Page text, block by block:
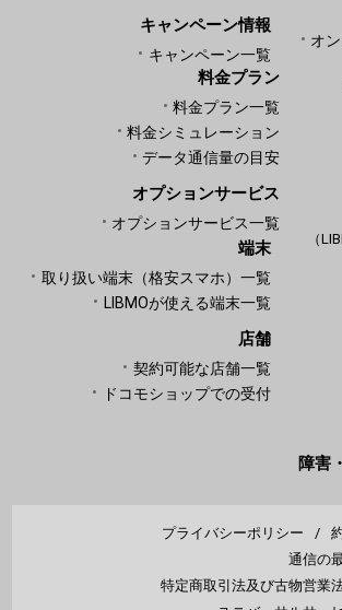
キャンペーン情報
キャンペーン一覧
料金プラン
料金プラン一覧
料金シミュレーション
データ通信量の目安
オプションサービス
オプションサービス一覧
端末
取り扱い端末（格安スマホ）一覧
LIBMOが使える端末一覧
店舗
契約可能な店舗一覧
ドコモショップでの受付
オ
（
障害
プライバシーポリシー
通信の
特定商取引法及び古物営業